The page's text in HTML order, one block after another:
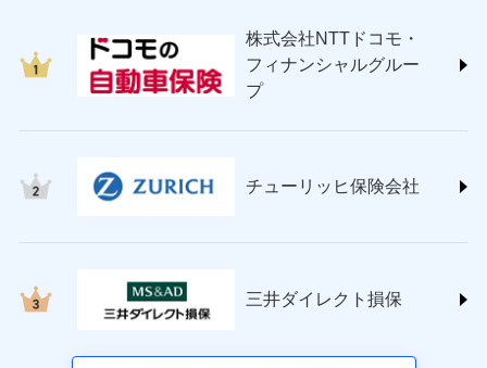
ＳＯＭＰＯダイレクト損害保険株式会社
(https://www.sompo-direct.co.jp/)
チューリッヒ保険会社 (https://www.zurich.co.jp/)
(https://www.nisshinfire.co.jp/)
(https://www.petfamilyins.co.jp/)
ins.com/)
三井ダイレクト損害保険株式会社
株式会社NTTドコモ・
フィナンシャルグルー
プ
チューリッヒ保険会社
三井ダイレクト損保